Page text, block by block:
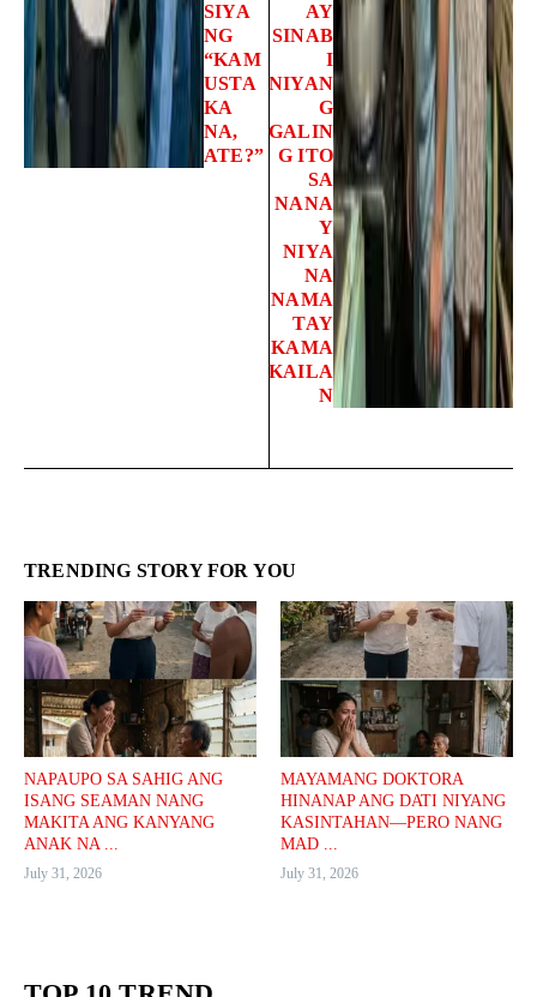
SIYA
NG
“KAM
USTA
KA
NA,
ATE?”
AY
SINAB
I
NIYAN
G
GALIN
G ITO
SA
NANA
Y
NIYA
NA
NAMA
TAY
KAMA
KAILA
N
TRENDING STORY FOR YOU
NAPAUPO SA SAHIG ANG
ISANG SEAMAN NANG
MAKITA ANG KANYANG
ANAK NA ...
July 31, 2026
MAYAMANG DOKTORA
HINANAP ANG DATI NIYANG
KASINTAHAN—PERO NANG
MAD ...
July 31, 2026